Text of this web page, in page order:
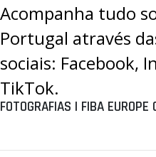
Acompanha tudo
Portugal através
sociais: Facebook,
TikTok.
FOTOGRAFIAS | FIBA EUROPE